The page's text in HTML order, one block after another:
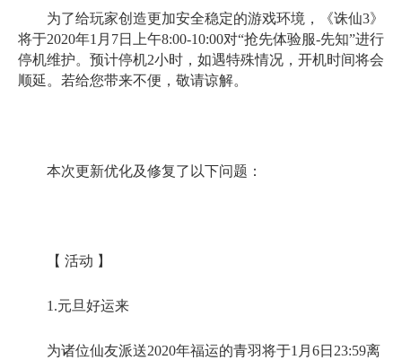
为了给玩家创造更加安全稳定的游戏环境，《诛仙3》
将于2020年1月7日上午8:00-10:00对“抢先体验服-先知”进行
停机维护。预计停机2小时，如遇特殊情况，开机时间将会
顺延。若给您带来不便，敬请谅解。
本次更新优化及修复了以下问题：
【 活动 】
1.元旦好运来
为诸位仙友派送2020年福运的青羽将于1月6日23:59离